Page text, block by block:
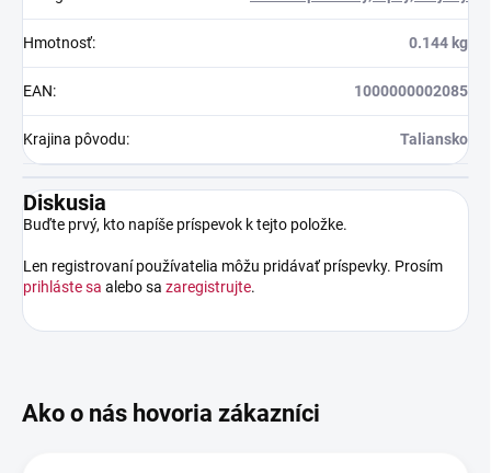
Hmotnosť: 0.144 kg
EAN: 1000000002085
Krajina pôvodu: Taliansko
Diskusia
Buďte prvý, kto napíše príspevok k tejto položke.
Len registrovaní používatelia môžu pridávať príspevky. Prosím
prihláste sa alebo sa zaregistrujte.